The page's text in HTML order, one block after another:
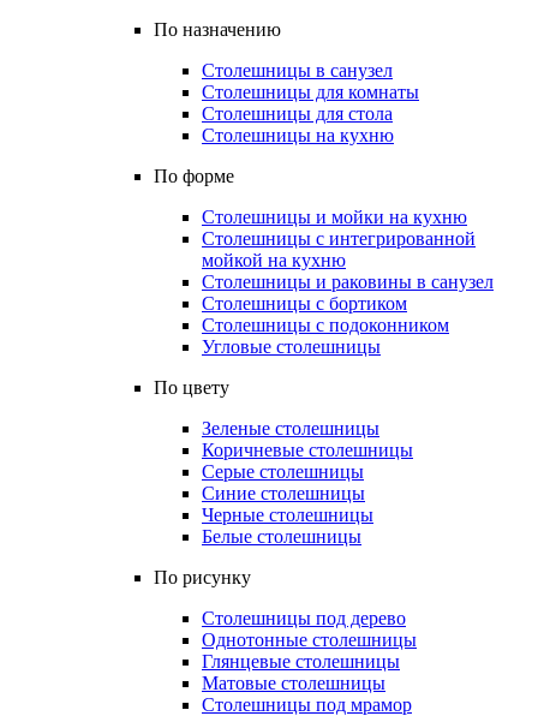
По назначению
Столешницы в санузел
Столешницы для комнаты
Столешницы для стола
Столешницы на кухню
По форме
Столешницы и мойки на кухню
Столешницы с интегрированной
мойкой на кухню
Столешницы и раковины в санузел
Столешницы с бортиком
Столешницы с подоконником
Угловые столешницы
По цвету
Зеленые столешницы
Коричневые столешницы
Серые столешницы
Синие столешницы
Черные столешницы
Белые столешницы
По рисунку
Столешницы под дерево
Однотонные столешницы
Глянцевые столешницы
Матовые столешницы
Столешницы под мрамор